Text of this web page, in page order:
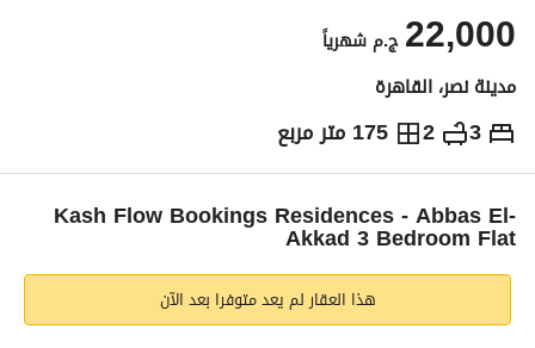
ج.م 22,000 شهرياً
مدينة نصر، القاهرة
3
2 175 متر مربع ج.م22,000شهرياً
الاماكن القريبة
Kash Flow Bookings Residences - Abbas El-
Akkad 3 Bedroom Flat
هذا العقار لم يعد متوفرا بعد الآن